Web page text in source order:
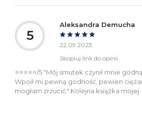
5
Aleksandra Demucha
22.09.2023
Skopiuj link do opinii
⭐⭐⭐⭐⭐/5 "Mój smutek czynił mnie
Wpoił mi pewną godność, pewien
mogłam zrzucić." Kolejna książka mojej